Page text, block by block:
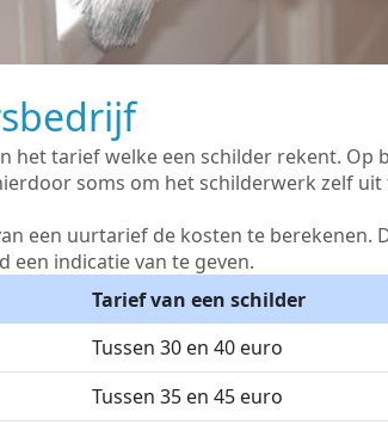
het tarief welke een schilder rekent. Op
soms om het schilderwerk zelf uit
een uurtarief de kosten te berekenen.
een indicatie van te geven.
Tarief van een schilder
Tussen 30 en 40 euro
Tussen 35 en 45 euro